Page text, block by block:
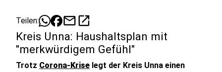
Teilen: mailopen_in_new
Kreis Unna: Haushaltsplan mit
"merkwürdigem Gefühl"
Trotz Corona-Krise legt der Kreis Unna einen